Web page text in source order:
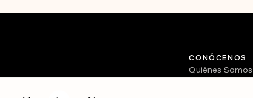
CONÓCENOS
Quiénes Somos